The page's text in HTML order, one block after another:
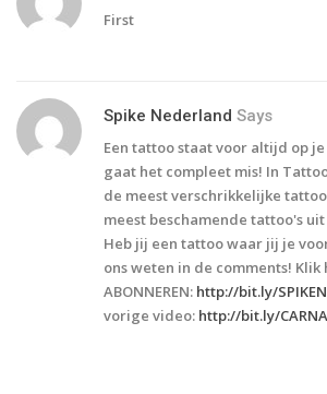
First
Spike Nederland Says
Een tattoo staat voor altijd op
gaat het compleet mis! In
de meest verschrikkelijke
meest beschamende tattoo's
Heb jij een tattoo waar jij je
ons weten in de comments! Klik
ABONNEREN: http://bit.ly/
vorige video: http://bit.ly/